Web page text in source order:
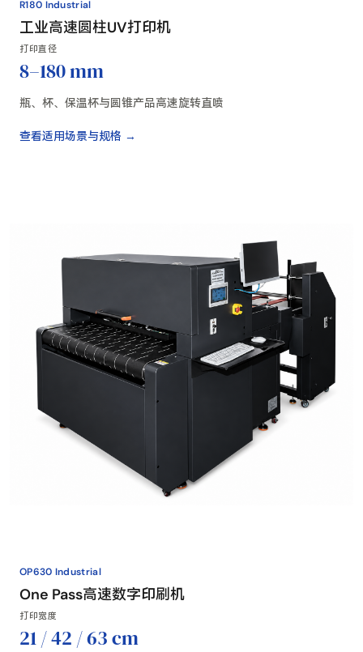
R180 Industrial
工业高速圆柱UV打印机
打印直径
8–180 mm
瓶、杯、保温杯与圆锥产品高速旋转直喷
查看适用场景与规格 →
OP630 Industrial
One Pass高速数字印刷机
打印宽度
21 / 42 / 63 cm